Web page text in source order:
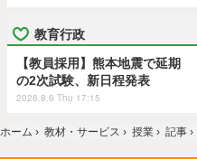
教育行政
【教員採用】熊本地震で延期
の2次試験、新日程発表
2026.8.6 Thu 17:15
ホーム › 教材・サービス › 授業 › 記事 ›